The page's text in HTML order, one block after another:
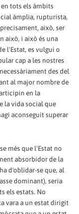
tots els àmbits
àmplia, rupturista,
això, ser
això, i això és una
l'Estat, es vulgui o
cap a les nostres
des del
al major nombre de
en la
la vida social que
aconseguit superar
més que l'Estat no
absorbidor de la
d'oblidar-se que, al
dominant), seria
els estats. No
vara a un estat dirigit